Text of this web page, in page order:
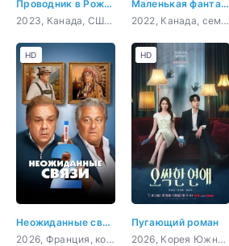
Проводник в Рождество
2023, Канада, США, мелодрама
Маленькая фантазерка
2022, Канада, семейный
Неожиданные связи 2
2026, Франция, комедия
HD
Пугающий роман
2026, Корея Южная, мелодрама, комедия, фэнтези, детектив
HD